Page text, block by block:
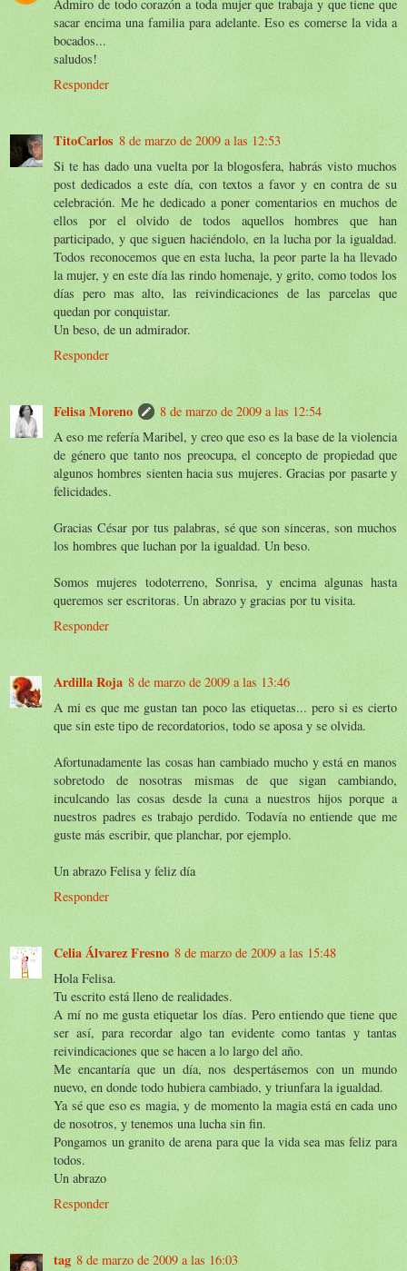
Admiro de todo corazón a toda mujer que trabaja y que tiene que
sacar encima una familia para adelante. Eso es comerse la vida a
bocados...
saludos!
Responder
TitoCarlos 8 de marzo de 2009 a las 12:53
Si te has dado una vuelta por la blogosfera, habrás visto muchos
post dedicados a este día, con textos a favor y en contra de su
celebración. Me he dedicado a poner comentarios en muchos de
ellos por el olvido de todos aquellos hombres que han
participado, y que siguen haciéndolo, en la lucha por la igualdad.
Todos reconocemos que en esta lucha, la peor parte la ha llevado
la mujer, y en este día las rindo homenaje, y grito, como todos los
días pero mas alto, las reivindicaciones de las parcelas que
quedan por conquistar.
Un beso, de un admirador.
Responder
Felisa Moreno
8 de marzo de 2009 a las 12:54
A eso me refería Maribel, y creo que eso es la base de la violencia
de género que tanto nos preocupa, el concepto de propiedad que
algunos hombres sienten hacia sus mujeres. Gracias por pasarte y
felicidades.
Gracias César por tus palabras, sé que son sinceras, son muchos
los hombres que luchan por la igualdad. Un beso.
Somos mujeres todoterreno, Sonrisa, y encima algunas hasta
queremos ser escritoras. Un abrazo y gracias por tu visita.
Responder
Ardilla Roja 8 de marzo de 2009 a las 13:46
A mi es que me gustan tan poco las etiquetas... pero si es cierto
que sin este tipo de recordatorios, todo se aposa y se olvida.
Afortunadamente las cosas han cambiado mucho y está en manos
sobretodo de nosotras mismas de que sigan cambiando,
inculcando las cosas desde la cuna a nuestros hijos porque a
nuestros padres es trabajo perdido. Todavía no entiende que me
guste más escribir, que planchar, por ejemplo.
Un abrazo Felisa y feliz día
Responder
Celia Álvarez Fresno 8 de marzo de 2009 a las 15:48
Hola Felisa.
Tu escrito está lleno de realidades.
A mí no me gusta etiquetar los días. Pero entiendo que tiene que
ser así, para recordar algo tan evidente como tantas y tantas
reivindicaciones que se hacen a lo largo del año.
Me encantaría que un día, nos despertásemos con un mundo
nuevo, en donde todo hubiera cambiado, y triunfara la igualdad.
Ya sé que eso es magia, y de momento la magia está en cada uno
de nosotros, y tenemos una lucha sin fin.
Pongamos un granito de arena para que la vida sea mas feliz para
todos.
Un abrazo
Responder
tag 8 de marzo de 2009 a las 16:03